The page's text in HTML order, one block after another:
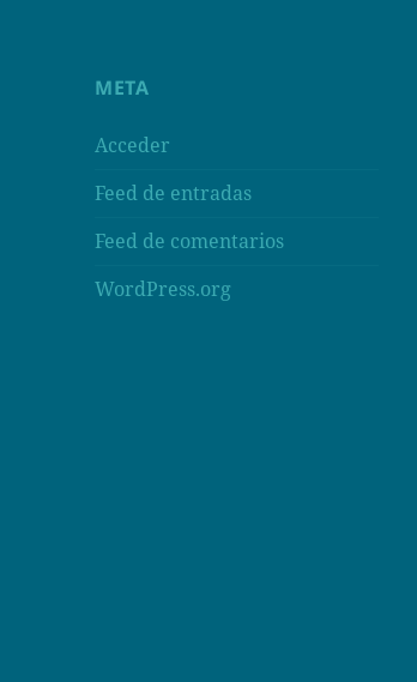
META
Acceder
Feed de entradas
Feed de comentarios
WordPress.org